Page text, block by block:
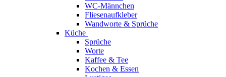
WC-Männchen
Fliesenaufkleber
Wandworte & Sprüche
Küche
Sprüche
Worte
Kaffee & Tee
Kochen & Essen